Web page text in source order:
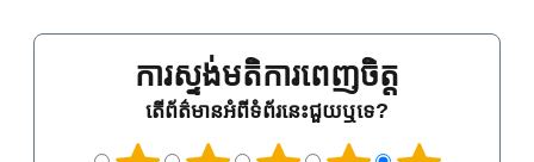
ការស្ទង់មតិការពេញចិត្ត
តើព័ត៌មានអំពីទំព័រនេះជួយឬទេ?